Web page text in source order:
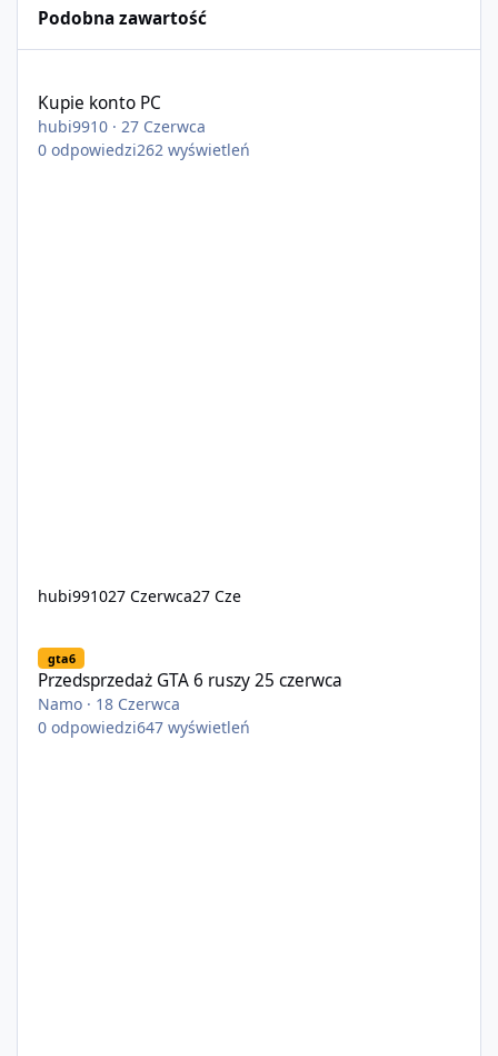
Podobna zawartość
Kupie konto PC
hubi9910 ·27 Czerwca
0 odpowiedzi262 wyświetleń
hubi991027 Czerwca27 Cze
gta6
Przedsprzedaż GTA 6 ruszy 25 czerwca
Namo · 18 Czerwca
0 odpowiedzi647 wyświetleń